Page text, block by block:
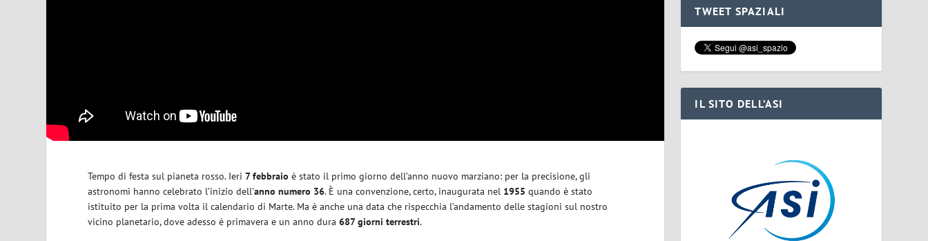
Tempo di festa sul pianeta rosso. Ieri7 febbraio è stato il primo giorno dell’anno nuovo marziano: per la precisione, gli
astronomi hanno celebrato l’inizio dell’anno numero 36. È una convenzione, certo, inaugurata nel 1955 quando è stato
istituito per la prima volta il calendario di Marte. Ma è anche una data che rispecchia l’andamento delle stagioni sul nostro
vicino planetario, dove adesso è primavera e un anno dura687 giorni terrestri.
TWEET SPAZIALI
IL SITO DELL’ASI